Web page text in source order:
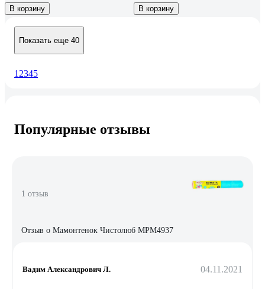
В корзину В корзину
Показать еще 40
1 2345
Популярные отзывы
1 отзыв
Отзыв о Мамонтенок Чистолюб MPM4937
Вадим Александрович Л. 04.11.2021